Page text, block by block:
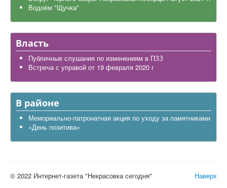
Водоём "Щучка"
Власть
Публичные слушания по изменениям в ПЗЗ
Встреча с управой от 19 февраля 2020 г
В районе
Мемориально-патронатная акция по уходу за памятниками
«День позитива»
Наверх
© 2022 Интернет-газета "Некрасовка сегодня"